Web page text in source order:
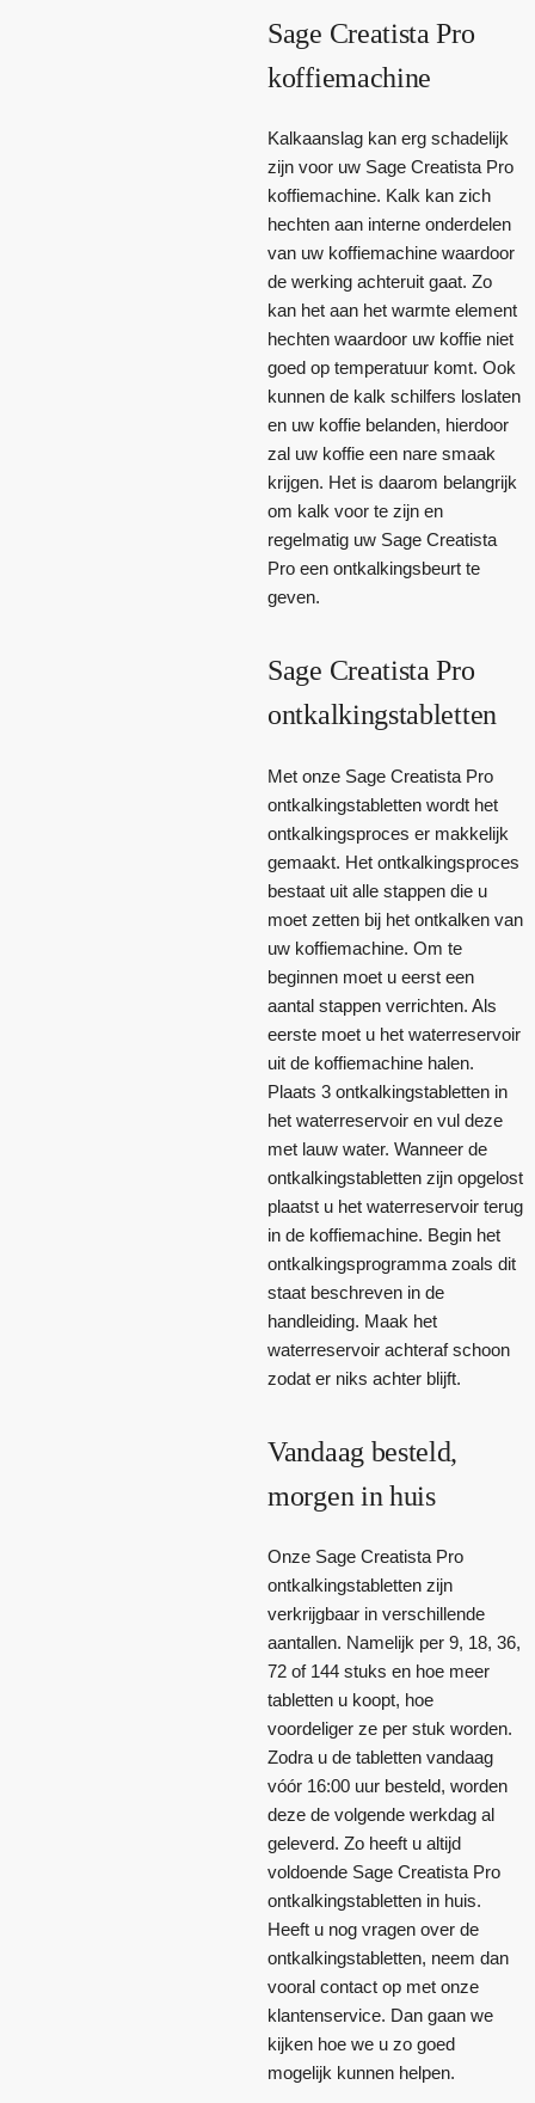
Sage Creatista Pro
koffiemachine
Kalkaanslag kan erg schadelijk
zijn voor uw Sage Creatista Pro
koffiemachine. Kalk kan zich
hechten aan interne onderdelen
van uw koffiemachine waardoor
de werking achteruit gaat. Zo
kan het aan het warmte element
hechten waardoor uw koffie niet
goed op temperatuur komt. Ook
kunnen de kalk schilfers loslaten
en uw koffie belanden, hierdoor
zal uw koffie een nare smaak
krijgen. Het is daarom belangrijk
om kalk voor te zijn en
regelmatig uw Sage Creatista
Pro een ontkalkingsbeurt te
geven.
Sage Creatista Pro
ontkalkingstabletten
Met onze Sage Creatista Pro
ontkalkingstabletten wordt het
ontkalkingsproces er makkelijk
gemaakt. Het ontkalkingsproces
bestaat uit alle stappen die u
moet zetten bij het ontkalken van
uw koffiemachine. Om te
beginnen moet u eerst een
aantal stappen verrichten. Als
eerste moet u het waterreservoir
uit de koffiemachine halen.
Plaats 3 ontkalkingstabletten in
het waterreservoir en vul deze
met lauw water. Wanneer de
ontkalkingstabletten zijn opgelost
plaatst u het waterreservoir terug
in de koffiemachine. Begin het
ontkalkingsprogramma zoals dit
staat beschreven in de
handleiding. Maak het
waterreservoir achteraf schoon
zodat er niks achter blijft.
Vandaag besteld,
morgen in huis
Onze Sage Creatista Pro
ontkalkingstabletten zijn
verkrijgbaar in verschillende
aantallen. Namelijk per 9, 18, 36,
72 of 144 stuks en hoe meer
tabletten u koopt, hoe
voordeliger ze per stuk worden.
Zodra u de tabletten vandaag
vóór 16:00 uur besteld, worden
deze de volgende werkdag al
geleverd. Zo heeft u altijd
voldoende Sage Creatista Pro
ontkalkingstabletten in huis.
Heeft u nog vragen over de
ontkalkingstabletten, neem dan
vooral contact op met onze
klantenservice. Dan gaan we
kijken hoe we u zo goed
mogelijk kunnen helpen.